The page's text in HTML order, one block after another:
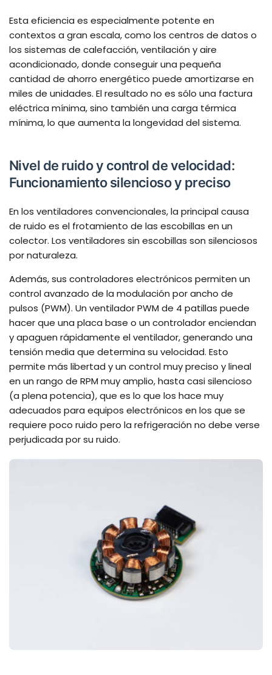
Esta eficiencia es especialmente potente en
contextos a gran escala, como los centros de datos o
los sistemas de calefacción, ventilación y aire
acondicionado, donde conseguir una pequeña
cantidad de ahorro energético puede amortizarse en
miles de unidades. El resultado no es sólo una factura
eléctrica mínima, sino también una carga térmica
mínima, lo que aumenta la longevidad del sistema.
Nivel de ruido y control de velocidad:
Funcionamiento silencioso y preciso
En los ventiladores convencionales, la principal causa
de ruido es el frotamiento de las escobillas en un
colector. Los ventiladores sin escobillas son silenciosos
por naturaleza.
Además, sus controladores electrónicos permiten un
control avanzado de la modulación por ancho de
pulsos (PWM). Un ventilador PWM de 4 patillas puede
hacer que una placa base o un controlador enciendan
y apaguen rápidamente el ventilador, generando una
tensión media que determina su velocidad. Esto
permite más libertad y un control muy preciso y lineal
en un rango de RPM muy amplio, hasta casi silencioso
(a plena potencia), que es lo que los hace muy
adecuados para equipos electrónicos en los que se
requiere poco ruido pero la refrigeración no debe verse
perjudicada por su ruido.